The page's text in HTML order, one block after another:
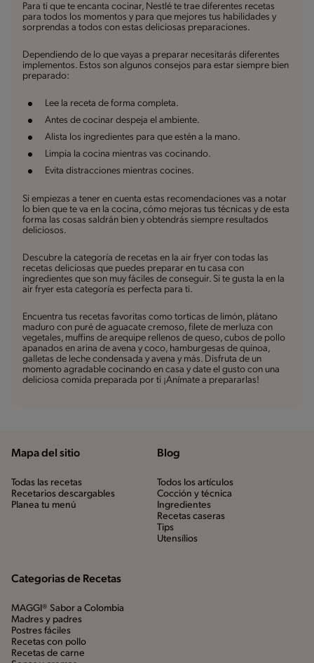
Para ti que te encanta cocinar, Nestlé te trae diferentes recetas
para todos los momentos y para que mejores tus habilidades y
sorprendas a todos con estas deliciosas preparaciones.
Dependiendo de lo que vayas a preparar necesitarás diferentes
implementos. Estos son algunos consejos para estar siempre bien
preparado:
Lee la receta de forma completa.
Antes de cocinar despeja el ambiente.
Alista los ingredientes para que estén a la mano.
Limpia la cocina mientras vas cocinando.
Evita distracciones mientras cocines.
Si empiezas a tener en cuenta estas recomendaciones vas a notar
lo bien que te va en la cocina, cómo mejoras tus técnicas y de esta
forma las cosas saldrán bien y obtendrás siempre resultados
deliciosos.
Descubre la categoría de recetas en la air fryer con todas las
recetas deliciosas que puedes preparar en tu casa con
ingredientes que son muy fáciles de conseguir. Si te gusta la en la
air fryer esta categoría es perfecta para ti.
Encuentra tus recetas favoritas como torticas de limón, plátano
maduro con puré de aguacate cremoso, filete de merluza con
vegetales, muffins de arequipe rellenos de queso, cubos de pollo
apanados en arina de avena y coco, hamburgesas de quinoa,
galletas de leche condensada y avena y más. Disfruta de un
momento agradable cocinando en casa y date el gusto con una
deliciosa comida preparada por ti ¡Anímate a prepararlas!
Mapa del sitio
Todas las recetas
Recetarios descargables
Planea tu menú
Blog
Todos los artículos
Cocción y técnica
Ingredientes
Recetas caseras
Tips
Utensílios
Categorias de Recetas
MAGGI® Sabor a Colombia
Madres y padres
Postres fáciles
Recetas con pollo
Recetas de carne